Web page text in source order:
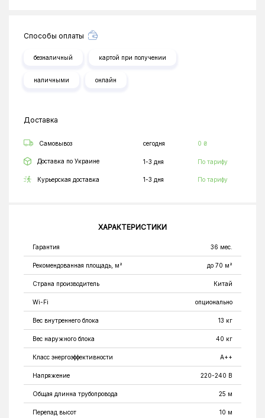
Способы оплаты
безналичный картой при получении
наличными онлайн
Доставка
Самовывоз сегодня 0 ₴
Доставка по Украине 1-3 дня По тарифу
Курьерская доставка 1-3 дня По тарифу
ХАРАКТЕРИСТИКИ
Гарантия 36 мес.
Рекомендованная площадь, м² до 70 м²
Страна производитель Китай
Wi-Fi опционально
Вес внутреннего блока 13 кг
Вес наружного блока 40 кг
Класс энергоэффективности A++
Напряжение 220-240 В
Общая длинна трубопровода 25 м
Перепад высот 10 м